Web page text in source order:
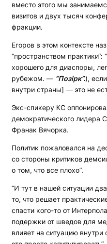
вместо этого мы
визитов и двух тысяч
фракции.
Егоров в этом контексте
“пространством
хорошего для диаспоры,
рубежом. — “Позірк”.),
внутри страны] — это не
Экс-спикеру КС
демократического лидера
Франак Вячорка.
Политик пожаловался на
со стороны критиков
о том, что все плохо”.
“И тут в нашей ситуации
то, что решает
спасти кого-то от
подержки от шведов для
влияет на ситуацию